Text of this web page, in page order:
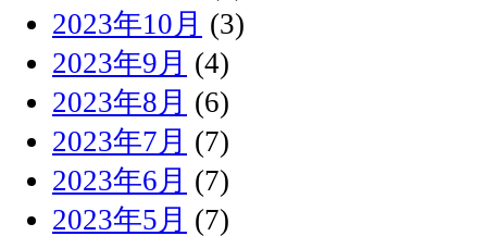
2023年10月 (3)
2023年9月 (4)
2023年8月 (6)
2023年7月 (7)
2023年6月 (7)
2023年5月 (7)